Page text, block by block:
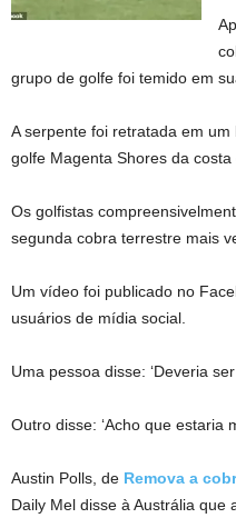
grupo de golfe foi temido em
A serpente foi retratada em
golfe Magenta Shores da costa
Os golfistas
segunda cobra terrestre mais
Um vídeo foi publicado no
usuários de mídia social.
Uma pessoa disse: ‘Deveria
Outro disse: ‘Acho que estaria
Austin Polls, de Remova a
Daily Mel disse à Austrália